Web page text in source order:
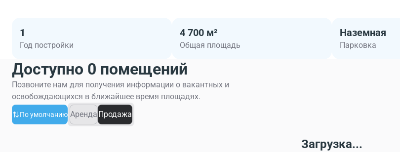
1
Год постройки
4 700 м²
Общая площадь
Наземная
Парковка
Доступно 0 помещений
Позвоните нам для получения информации о вакантных и
освобождающихся в ближайшее время площадях.
По умолчанию Аренда Продажа
Загрузка...